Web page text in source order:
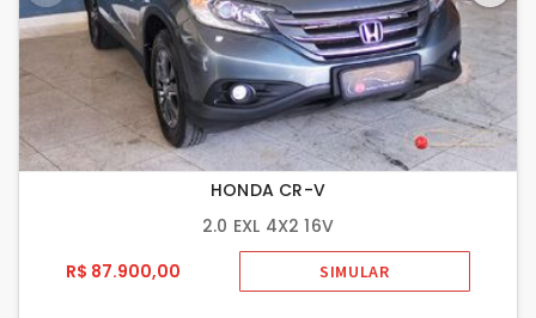
HONDA CR-V
2.0 EXL 4X2 16V
R$ 87.900,00
SIMULAR